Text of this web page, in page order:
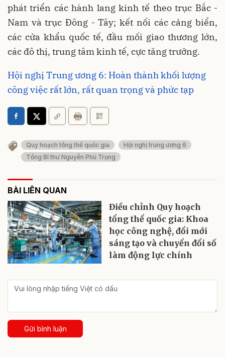
phát triển các hành lang kinh tế theo trục Bắc -
Nam và trục Đông - Tây; kết nối các cảng biển,
các cửa khẩu quốc tế, đầu mối giao thương lớn,
các đô thị, trung tâm kinh tế, cực tăng trưởng.
Hội nghị Trung ương 6: Hoàn thành khối lượng
công việc rất lớn, rất quan trọng và phức tạp
Quy hoạch tổng thể quốc gia
Hội nghị trung ương 6
Tổng Bí thư Nguyễn Phú Trọng
BÀI LIÊN QUAN
Điều chỉnh Quy hoạch
tổng thể quốc gia: Khoa
học công nghệ, đổi mới
sáng tạo và chuyển đổi số
làm động lực chính
Gửi bình luận